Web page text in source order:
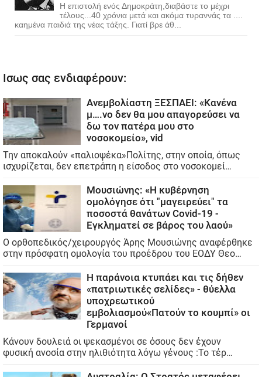
Η επιστολή ενός Δημοκράτη,διαβάστε το μέχρι
τέλους...40 χρόνια μετά και ακόμα τυραννάς τα ....
καημένα παιδιά της νέας τάξης. Γιατί βρε άθ...